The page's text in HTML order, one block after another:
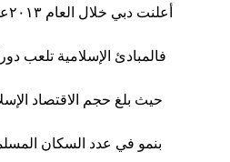
فالمبادئ الإسلامية تلعب